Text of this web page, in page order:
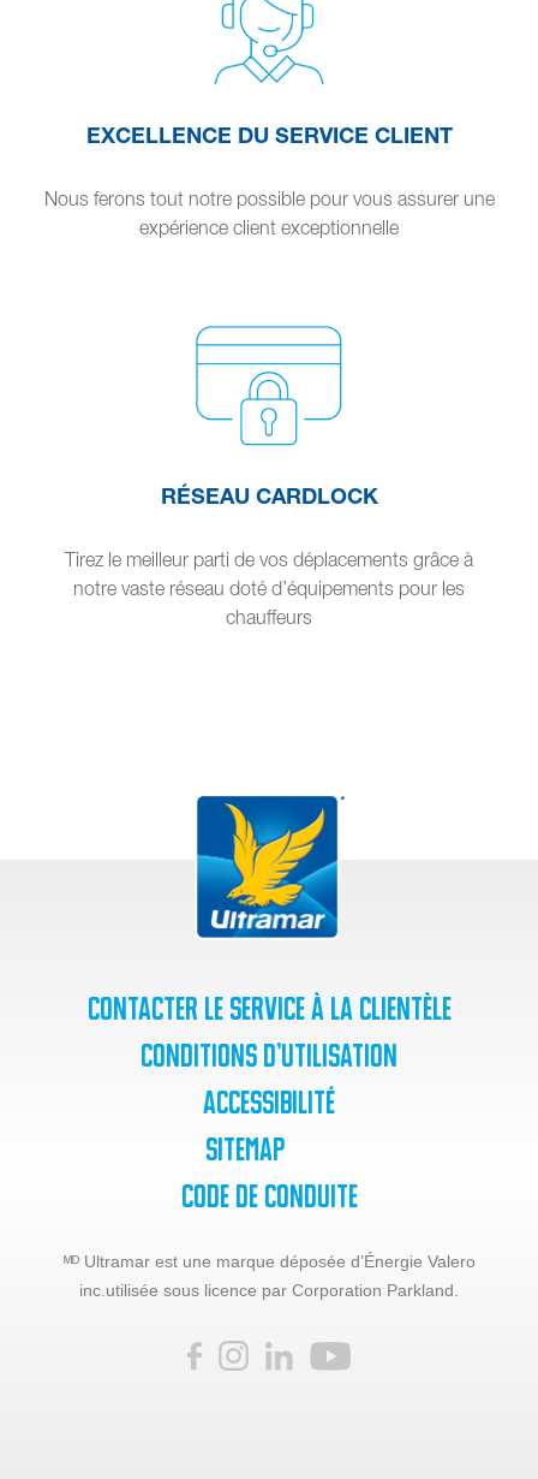
EXCELLENCE DU SERVICE CLIENT
Nous ferons tout notre possible pour vous assurer une
expérience client exceptionnelle
RÉSEAU CARDLOCK
Tirez le meilleur parti de vos déplacements grâce à
notre vaste réseau doté d’équipements pour les
chauffeurs
Contacter le service à la clientèle
Conditions d’utilisation
Accessibilité
SiteMap
Code de Conduite
ᴹᴰ Ultramar est une marque déposée d’Énergie Valero
inc. utilisée sous licence par Corporation Parkland.